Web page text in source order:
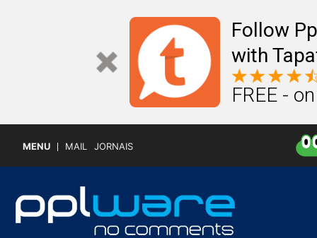
Follow
with
FREE -
MENU MAIL JORNAIS